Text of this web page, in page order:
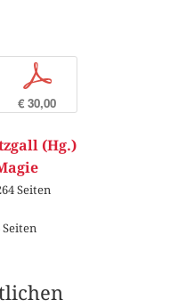
p
€ 30,00
(Hg.)
Seiten
Seiten